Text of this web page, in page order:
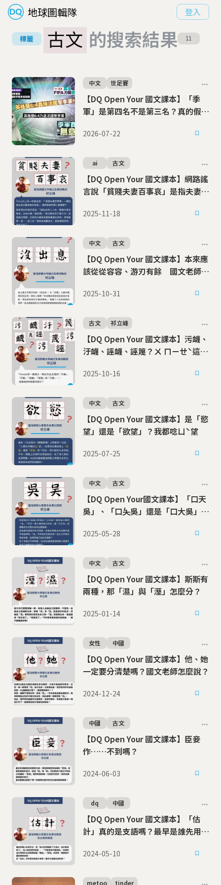
地球圖輯隊 登入
標籤 古文 的搜索結果 11
【DQ Open Your 國文課本】「季
軍」是第四名不是第三名？真的假的
中文 世足賽
2026-07-22
【DQ Open Your 國文課本】網路謠
言說「貧賤夫妻百事哀」是指夫妻恩
ai 古文
2025-11-18
【DQ Open Your 國文課本】本來應
該從從容容、游刃有餘 國文老師解
中文 古文
2025-10-31
【DQ Open Your 國文課本】污衊、
汙衊、誣衊、誣篾？ㄨ ㄇㄧㄝˋ這個
古文 祁立峰
2025-10-16
【DQ Open Your 國文課本】是「慾
望」還是「欲望」？我都唸ㄩˋ望
中文 古文
2025-07-25
【DQ Open Your國文課本】「口天
吳」、「口夨吳」還是「口大吳」？
中文 古文
2025-05-28
【DQ Open Your 國文課本】斯斯有
兩種，那「濕」與「溼」怎麼分？
中文 古文
2025-01-14
【DQ Open Your 國文課本】他、她
一定要分清楚嗎？國文老師怎麼說？
女性 中國
2024-12-24
【DQ Open Your 國文課本】臣妾
作……不到嗎？
中國 古文
2024-06-03
【DQ Open Your 國文課本】「估
計」真的是支語嗎？最早是誰先用
dq 中國
2024-05-10
metoo tinder